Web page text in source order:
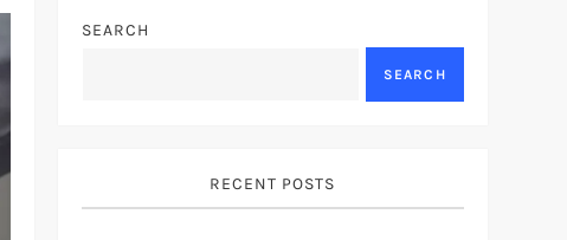
SEARCH
SEARCH
RECENT POSTS